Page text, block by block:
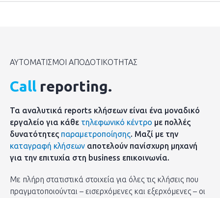
ΑΥΤΟΜΑΤΙΣΜΟΙ ΑΠΟΔΟΤΙΚΟΤΗΤΑΣ
Call reporting.
Τα αναλυτικά reports κλήσεων είναι ένα μοναδικό
εργαλείο για κάθε τηλεφωνικό κέντρο με πολλές
δυνατότητες παραμετροποίησης. Μαζί με την
καταγραφή κλήσεων αποτελούν πανίσχυρη μηχανή
για την επιτυχία στη business επικοινωνία.
Με πλήρη στατιστικά στοιχεία για όλες τις κλήσεις που
πραγματοποιούνται – εισερχόμενες και εξερχόμενες – οι